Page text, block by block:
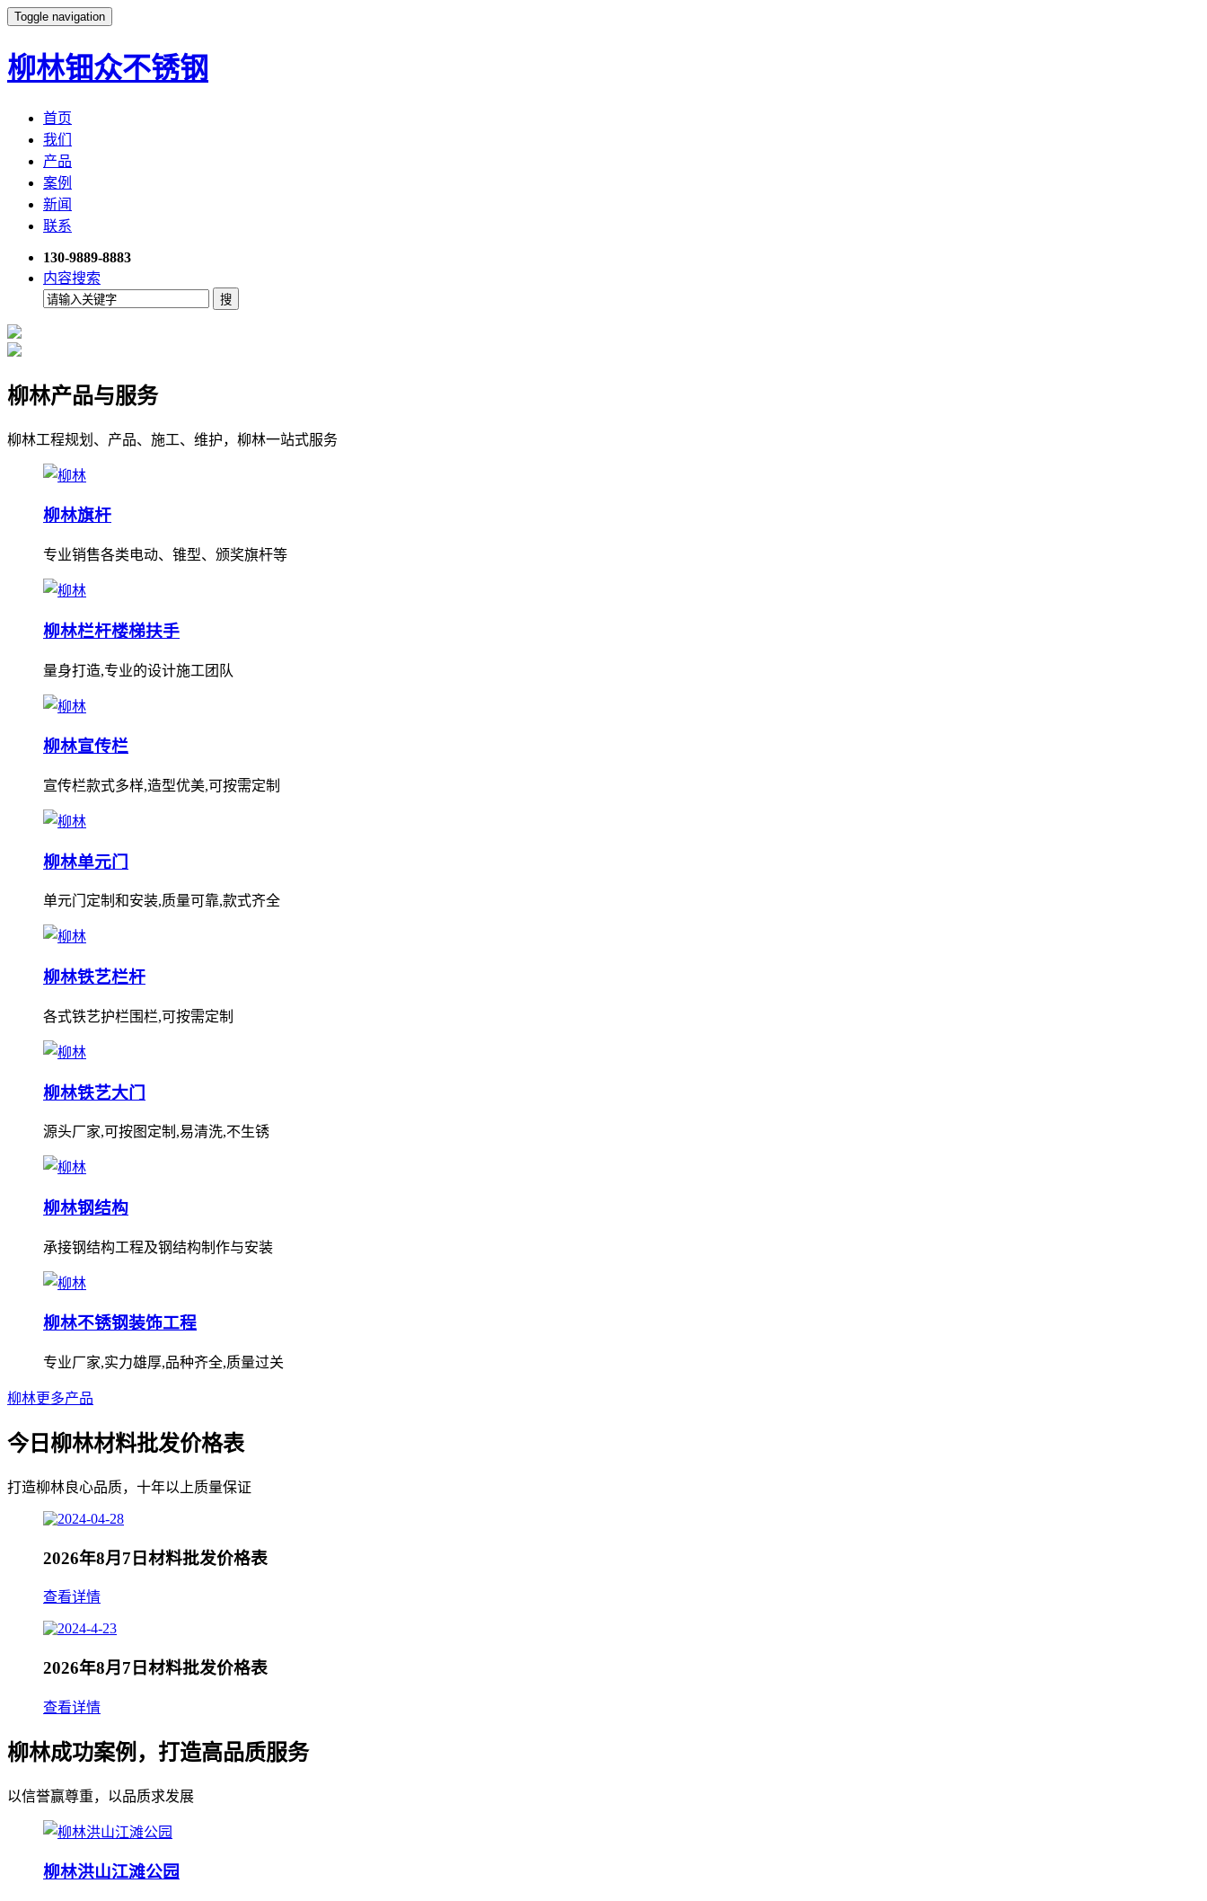
Toggle navigation
柳林钿众不锈钢
首页
我们
产品
案例
新闻
联系
130-9889-8883
内容搜索
柳林产品与服务
柳林工程规划、产品、施工、维护，柳林一站式服务
柳林旗杆
专业销售各类电动、锥型、颁奖旗杆等
柳林栏杆楼梯扶手
量身打造,专业的设计施工团队
柳林宣传栏
宣传栏款式多样,造型优美,可按需定制
柳林单元门
单元门定制和安装,质量可靠,款式齐全
柳林铁艺栏杆
各式铁艺护栏围栏,可按需定制
柳林铁艺大门
源头厂家,可按图定制,易清洗,不生锈
柳林钢结构
承接钢结构工程及钢结构制作与安装
柳林不锈钢装饰工程
专业厂家,实力雄厚,品种齐全,质量过关
柳林更多产品
今日柳林材料批发价格表
打造柳林良心品质，十年以上质量保证
2026年8月7日材料批发价格表
查看详情
2026年8月7日材料批发价格表
查看详情
柳林成功案例，打造高品质服务
以信誉赢尊重，以品质求发展
柳林洪山江滩公园